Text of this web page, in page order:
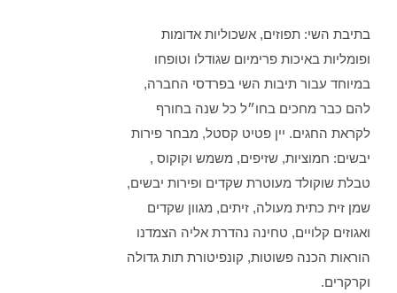
בתיבת השי: תפוזים, אשכוליות אדומות
ופומליות באיכות פרימיום שגודלו וטופחו
במיוחד עבור תיבות השי בפרדסי החברה,
להם כבר מחכים בחו״ל כל שנה בחורף
לקראת החגים. יין פטיט קסטל, מבחר פירות
יבשים: חמוציות, שזיפים, משמש וקוקוס ,
טבלת שוקולד מעוטרת שקדים ופירות יבשים,
שמן זית כתית מעולה, זיתים, מגוון שקדים
ואגוזים קלויים, טחינה נהדרת אליה הצמדנו
הוראות הכנה פשוטות, קונפיטורת תות גדולה
וקרקרים.